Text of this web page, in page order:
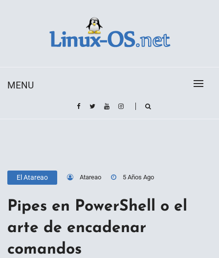
MENU
El Atareao Atareao 5 Años Ago
Pipes en PowerShell o el
arte de encadenar
comandos